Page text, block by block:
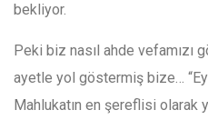
bekliyor.
Peki biz nasıl ahde vefamızı
ayetle yol göstermiş bize…
Mahlukatın en şereflisi olarak